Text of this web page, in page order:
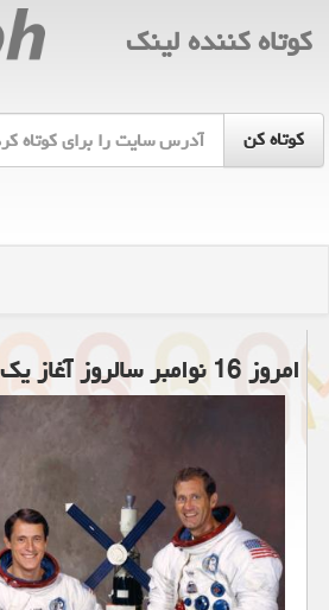
كوتاه كننده لینك
امروز 16 نوامبر سالروز آغاز یك ماراتن فضایی